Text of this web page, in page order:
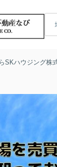
SKハウジング株